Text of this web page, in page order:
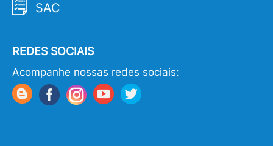
SAC
REDES SOCIAIS
Acompanhe nossas redes sociais: